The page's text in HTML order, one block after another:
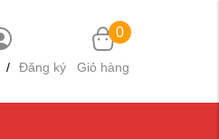
/ Đăng ký
0
Giỏ hàng